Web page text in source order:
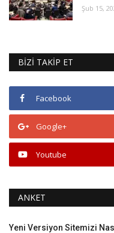
Şub 15,
BİZİ TAKİP ET
Facebook
Google+
Youtube
ANKET
Yeni Versiyon Sitemizi